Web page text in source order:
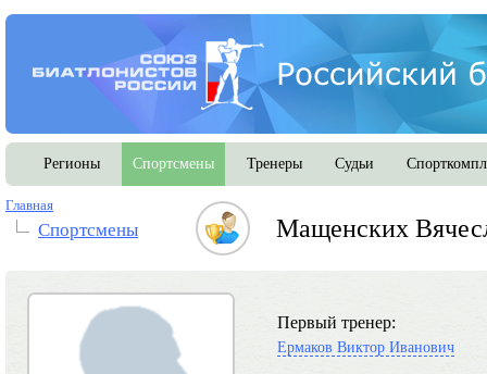
Регионы Спортсмены Тренеры Судьи
Главная
Спортсмены Мащенских
Первый тренер:
Ермаков Виктор Иванович